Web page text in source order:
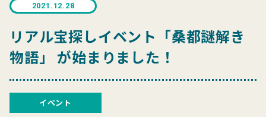
2021.12.28
リアル宝探しイベント「桑都謎解き
物語」 が始まりました！
イベント